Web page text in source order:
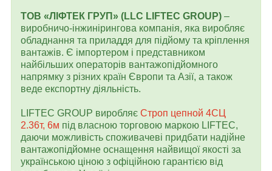
ТОВ «ЛІФТЕК ГРУП» (LLC LIFTEC GROUP) –
виробничо-інжинірингова компанія, яка виробляє
обладнання та приладдя для підйому та кріплення
вантажів. Є імпортером і представником
найбільших операторів вантажопідйомного
напрямку з різних країн Європи та Азії, а також
веде експортну діяльність.
LIFTEC GROUP виробляє Строп цепной 4СЦ
2.36т, 6м під власною торговою маркою LIFTEC,
даючи можливість споживачеві придбати надійне
вантажопідйомне оснащення найвищої якості за
українською ціною з офіційною гарантією від